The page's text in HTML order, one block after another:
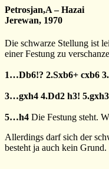
Petrosjan,A – Hazai
Jerewan, 1970
Die schwarze Stellung ist
einer Festung zu
1…Db6!? 2.Sxb6+ cxb6
3…gxh4 4.Dd2 h3! 5.gxh3
5…h4 Die Festung steht.
Allerdings darf sich der
besteht ja auch kein Grund.